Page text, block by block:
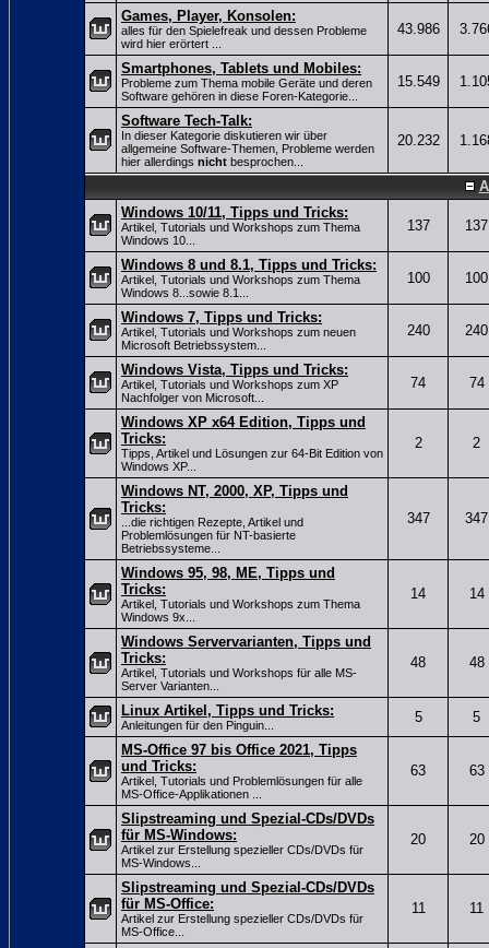
Games, Player, Konsolen:
alles für den Spielefreak und dessen Probleme
wird hier erörtert ...
43.986
Smartphones, Tablets und Mobiles:
Probleme zum Thema mobile Geräte und deren
Software gehören in diese Foren-Kategorie...
15.549
Software Tech-Talk:
In dieser Kategorie diskutieren wir über
allgemeine Software-Themen, Probleme werden
hier allerdings nicht besprochen...
20.232
Windows 10/11, Tipps und Tricks:
Artikel, Tutorials und Workshops zum Thema
Windows 10...
137 137
Windows 8 und 8.1, Tipps und Tricks:
Artikel, Tutorials und Workshops zum Thema
Windows 8...sowie 8.1...
100 100
Windows 7, Tipps und Tricks:
Artikel, Tutorials und Workshops zum neuen
Microsoft Betriebssystem...
240 240
Windows Vista, Tipps und Tricks:
Artikel, Tutorials und Workshops zum XP
Nachfolger von Microsoft...
74 74
Windows XP x64 Edition, Tipps und
Tricks:
Tipps, Artikel und Lösungen zur 64-Bit Edition von
Windows XP...
2 2
Windows NT, 2000, XP, Tipps und
Tricks:
...die richtigen Rezepte, Artikel und
Problemlösungen für NT-basierte
Betriebssysteme...
347 347
Windows 95, 98, ME, Tipps und
Tricks:
Artikel, Tutorials und Workshops zum Thema
Windows 9x...
14 14
Windows Servervarianten, Tipps und
Tricks:
Artikel, Tutorials und Workshops für alle MS-
Server Varianten...
48 48
Linux Artikel, Tipps und Tricks:
Anleitungen für den Pinguin... 5
5
MS-Office 97 bis Office 2021, Tipps
und Tricks:
Artikel, Tutorials und Problemlösungen für alle
MS-Office-Applikationen ...
63 63
Slipstreaming und Spezial-CDs/DVDs
für MS-Windows:
Artikel zur Erstellung spezieller CDs/DVDs für
MS-Windows...
20 20
Slipstreaming und Spezial-CDs/DVDs
für MS-Office:
Artikel zur Erstellung spezieller CDs/DVDs für
MS-Office...
11 11